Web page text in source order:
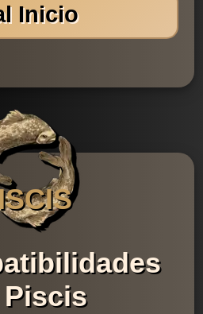
Inicio
Piscis